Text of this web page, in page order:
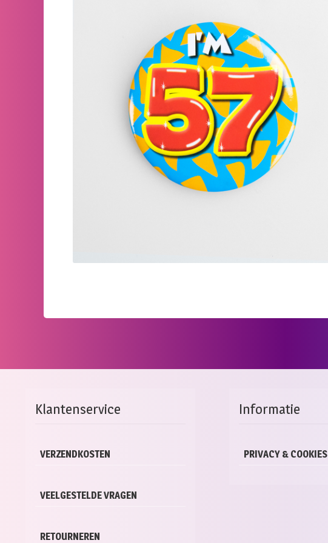
Klantenservice
VERZENDKOSTEN
VEELGESTELDE VRAGEN
RETOURNEREN
Informatie
PRIVACY & COOKIES